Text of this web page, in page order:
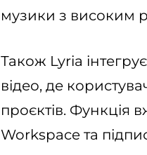
музики з високим
Також Lyria
відео, де
проєктів. Функція
Workspace та